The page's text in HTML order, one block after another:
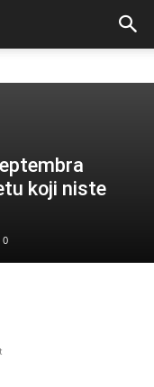
koji niste
0